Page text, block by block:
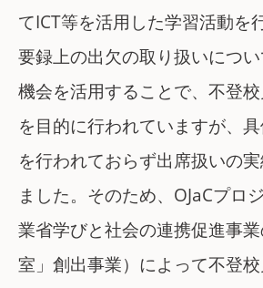
てICT等を活用した学習活動を
要録上の出欠の取り扱いにつ
機会を活用することで、不登
を目的に行われていますが、
を行われておらず出席扱いの
ました。そのため、OJaCプロ
業省学びと社会の連携促進事
室」創出事業）によって不登